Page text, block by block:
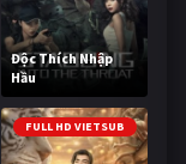
Độc Thích Nhập
Hầu
FULL HD VIETSUB